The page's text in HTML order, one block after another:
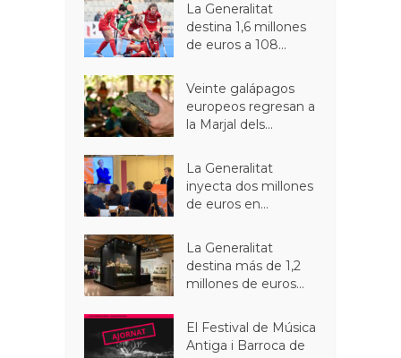
La Generalitat
destina 1,6 millones
de euros a 108...
Veinte galápagos
europeos regresan a
la Marjal dels...
La Generalitat
inyecta dos millones
de euros en...
La Generalitat
destina más de 1,2
millones de euros...
El Festival de Música
Antiga i Barroca de